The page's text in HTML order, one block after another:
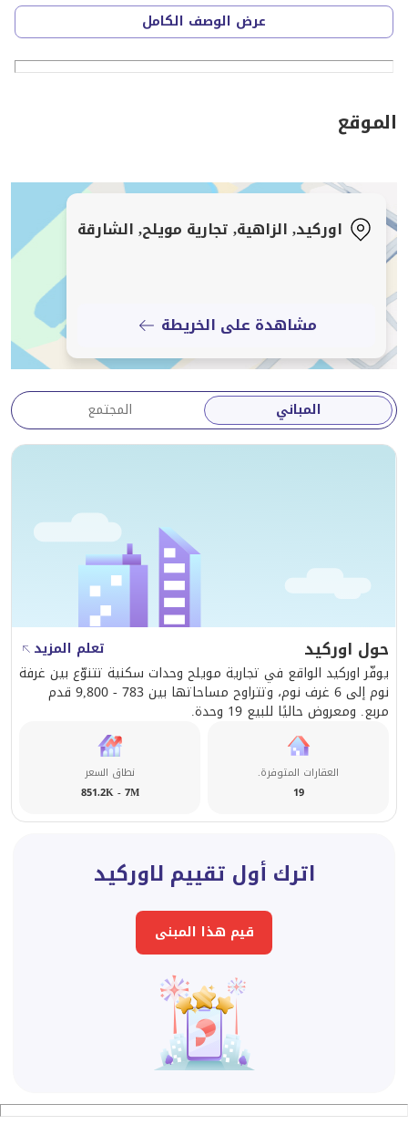
• التصميم: قبو + طابق أرضي + طابق أول (قبو + طابق أرضي
+ طابق أول)
• الموقع: الزاهية - أوركيد
الميزات الرئيسية:
• قطعة أرض زاوية مميزة
• تصميم عائلي واسع
• مساحة مبنية كبيرة
• غرف معيشة واستقبال مشرقة
• تصميم سكني فاخر
• مساحات خارجية واسعة
• موقع متميز داخل مجمع أوركيد
• فيلا زاوية توفر خصوصية تامة
• تصميم واسع وعملي
• فرصة ممتازة لامتلاك منزل عائلي
• فرصة استثمارية مميزة
6,500,000 درهم إماراتي
عرض الوصف الكامل
الموقع
اوركيد, الزاهية, تجارية مويلح, الشارقة
مشاهدة على الخريطة
المباني المجتمع
حول اوركيد
تعلم المزيد
يوفّر اوركيد الواقع في تجارية مويلح وحدات سكنية تتنوّع بين غرفة
نوم إلى 6 غرف نوم، وتتراوح مساحاتها بين 783 - 9,800 قدم
مربع. ومعروض حاليًا للبيع 19 وحدة.
العقارات المتوفرة.
19
نطاق السعر
851.2K - 7M
اترك أول تقييم لاوركيد
قيم هذا المبنى